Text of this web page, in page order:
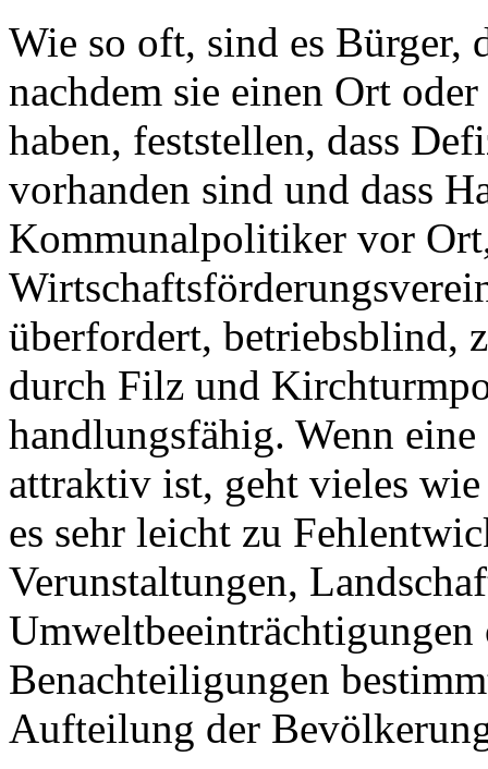
Wie so oft, sind es Bürger,
nachdem sie einen Ort
haben, feststellen, dass
vorhanden sind und dass
Kommunalpolitiker vor
überfordert, betriebsblind,
durch Filz und
handlungsfähig. Wenn
attraktiv ist, geht vieles
es sehr leicht zu
Verunstaltungen,
Umweltbeeinträchtigungen
Benachteiligungen
Aufteilung der